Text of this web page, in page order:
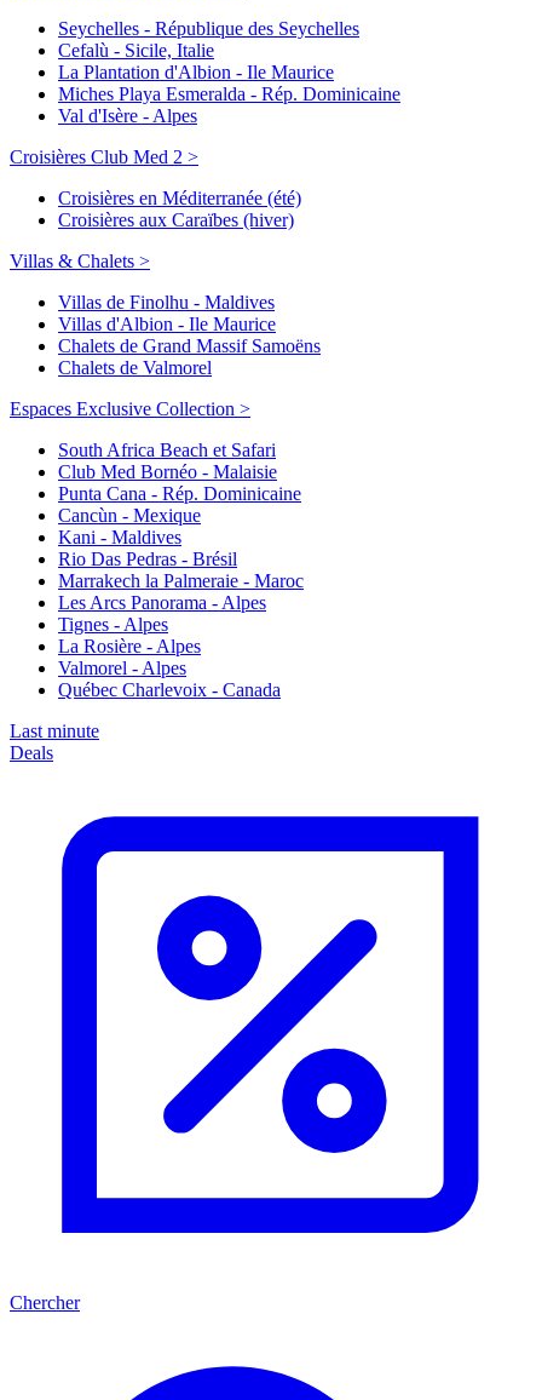
Seychelles - République des Seychelles
Cefalù - Sicile, Italie
La Plantation d'Albion - Ile Maurice
Miches Playa Esmeralda - Rép. Dominicaine
Val d'Isère - Alpes
Croisières Club Med 2 >
Croisières en Méditerranée (été)
Croisières aux Caraïbes (hiver)
Villas & Chalets >
Villas de Finolhu - Maldives
Villas d'Albion - Ile Maurice
Chalets de Grand Massif Samoëns
Chalets de Valmorel
Espaces Exclusive Collection >
South Africa Beach et Safari
Club Med Bornéo - Malaisie
Punta Cana - Rép. Dominicaine
Cancùn - Mexique
Kani - Maldives
Rio Das Pedras - Brésil
Marrakech la Palmeraie - Maroc
Les Arcs Panorama - Alpes
Tignes - Alpes
La Rosière - Alpes
Valmorel - Alpes
Québec Charlevoix - Canada
Last minute
Deals
Chercher